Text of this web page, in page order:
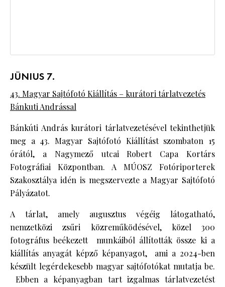
JÚNIUS 7.
43. Magyar Sajtófotó Kiállítás – kurátori tárlatvezetés
Bánkuti Andrással
Bánkúti András kurátori tárlatvezetésével tekinthetjük
meg a 43. Magyar Sajtófotó Kiállítást szombaton 15
órától, a Nagymező utcai Robert Capa Kortárs
Fotográfiai Központban. A MÚOSZ Fotóriporterek
Szakosztálya idén is megszervezte a Magyar Sajtófotó
Pályázatot.
A tárlat, amely augusztus végéig látogatható,
nemzetközi zsűri közreműködésével, közel 300
fotográfus beékezett munkáiból állították össze ki a
kiállítás anyagát képző képanyagot, ami a 2024-ben
készült legérdekesebb magyar sajtófotókat mutatja be.
Ebben a képanyagban tart izgalmas tárlatvezetést